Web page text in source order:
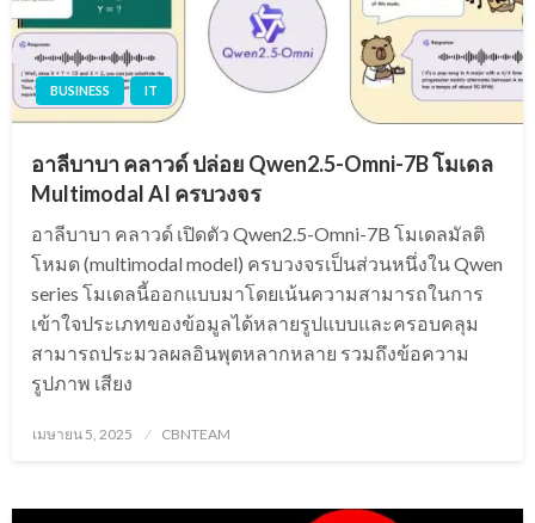
BUSINESS IT
อาลีบาบา คลาวด์ ปล่อย Qwen2.5-Omni-7B โมเดล
Multimodal AI ครบวงจร
อาลีบาบา คลาวด์ เปิดตัว Qwen2.5-Omni-7B โมเดลมัลติ
โหมด (multimodal model) ครบวงจรเป็นส่วนหนึ่งใน Qwen
series โมเดลนี้ออกแบบมาโดยเน้นความสามารถในการ
เข้าใจประเภทของข้อมูลได้หลายรูปแบบและครอบคลุม
สามารถประมวลผลอินพุตหลากหลาย รวมถึงข้อความ
รูปภาพ เสียง
Posted
เมษายน 5, 2025 CBNTEAM